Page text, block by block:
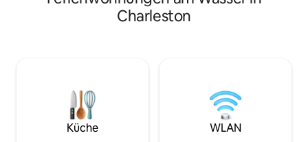
wir die gesamte Perlenverkleidung und
die Art von Unterkunft war, die wir
genießen, wenn wir reisen, also, Voila!
Wir haben beschlossen, sie mit dir zu
haben einen
Du möchtest
gehen! Gerne kannst du dich hinsetzen
und Kaffee oder
trinken. GENEHMIGUNG# OP2025-
Charleston
Küche WLAN